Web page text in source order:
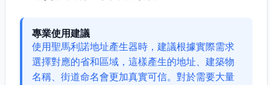
專業使用建議
使用聖馬利諾地址產生器時，建議根據實際需求
選擇對應的省和區域，這樣產生的地址、建築物
名稱、街道命名會更加真實可信。對於需要大量